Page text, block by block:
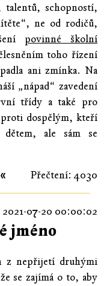
talentů, schopností,
ne od rodičů,
povinné školní
toho řízení
ani zmínka. Na
„nápad“ zavedení
třídy a také pro
proti dospělým, kteří
dětem, ale sám se
Přečtení: 4030
2021-07-20 00:00:02
jméno
z nepřijetí druhými
se zajímá o to, aby